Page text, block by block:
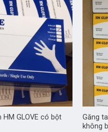
HM GLOVE có bột
Găng
không